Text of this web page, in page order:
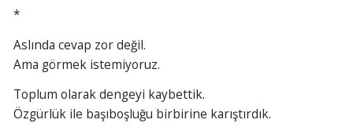
*
Aslında cevap zor değil.
Ama görmek istemiyoruz.
Toplum olarak dengeyi kaybettik.
Özgürlük ile başıboşluğu birbirine karıştırdık.